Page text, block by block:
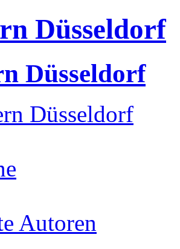
Düsseldorf
Düsseldorf
Düsseldorf
Autoren